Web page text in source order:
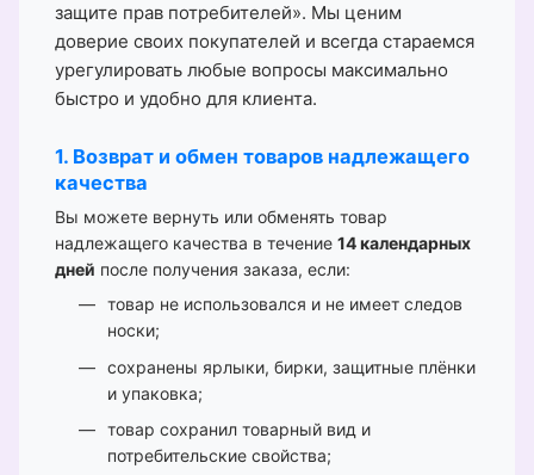
защите прав потребителей». Мы ценим
доверие своих покупателей и всегда стараемся
урегулировать любые вопросы максимально
быстро и удобно для клиента.
1. Возврат и обмен товаров надлежащего
качества
Вы можете вернуть или обменять товар
надлежащего качества в течение 14 календарных
дней после получения заказа, если:
товар не использовался и не имеет следов
носки;
сохранены ярлыки, бирки, защитные плёнки
и упаковка;
товар сохранил товарный вид и
потребительские свойства;